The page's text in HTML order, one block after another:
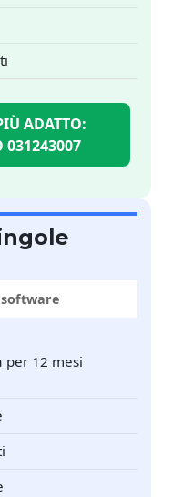
ADATTO:
031243007
per 12 mesi